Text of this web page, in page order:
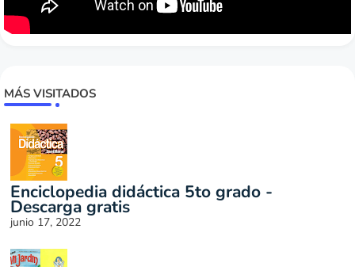
MÁS VISITADOS
Enciclopedia didáctica 5to grado -
Descarga gratis
junio 17, 2022